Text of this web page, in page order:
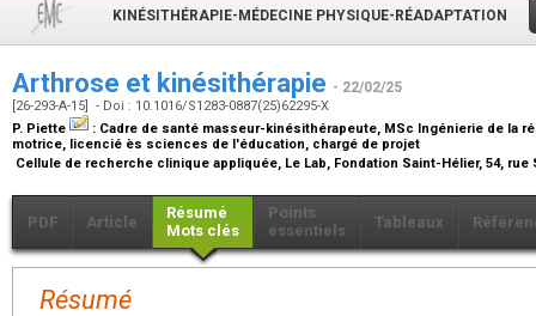
KINÉSITHÉRAPIE-MÉDECINE PHYSIQUE-RÉADAPTATION
Arthrose et kinésithérapie - 22/02/25
[26-293-A-15] - Doi : 10.1016/S1283-0887(25)62295-X
P. Piette
: Cadre de santé masseur-kinésithérapeute, MSc Ingénierie de la
motrice, licencié ès sciences de l'éducation, chargé de projet
Cellule de recherche clinique appliquée, Le Lab, Fondation Saint-Hélier, 54, rue
PDF Article
Résumé
Mots clés
Points
essentiels
Tableaux
Résumé